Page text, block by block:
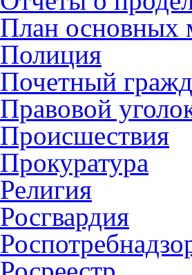
План основных
Полиция
Почетный
Правовой
Происшествия
Прокуратура
Религия
Росгвардия